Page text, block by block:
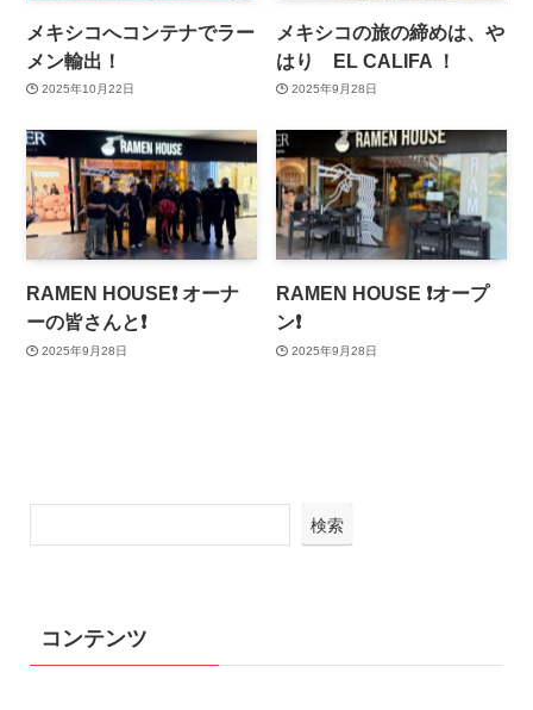
メキシコへコンテナでラー
メン輸出！
2025年10月22日
メキシコの旅の締めは、や
はり EL CALIFA ！
2025年9月28日
RAMEN HOUSE❗️ オーナ
ーの皆さんと❗️
2025年9月28日
RAMEN HOUSE ❗️オープ
ン❗️
2025年9月28日
検索
コンテンツ